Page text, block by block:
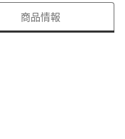
商品情報